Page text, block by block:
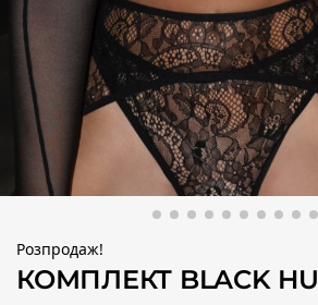
Розпродаж!
КОМПЛЕКТ BLACK